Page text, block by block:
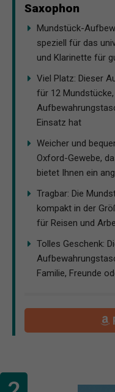
Saxophon
Mundstück-
speziell für das
und Klarinette für
Viel Platz: Dieser
für 12
Einsatz hat
Weicher und
Oxford-Gewebe,
bietet Ihnen ein
Tragbar: Die
kompakt in der
für Reisen und
Tolles Geschenk:
Familie, Freunde